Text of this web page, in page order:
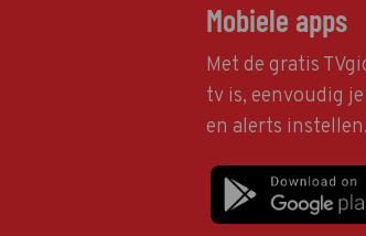
Mobiele apps
Met de gratis
tv is, eenvoudig
en alerts instellen.